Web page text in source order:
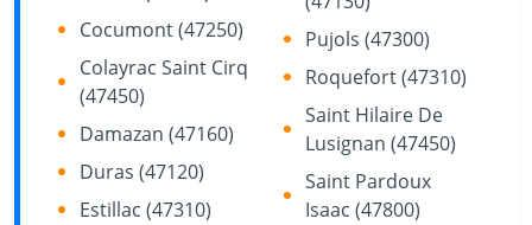
Cocumont (47250)
Colayrac Saint Cirq
(47450)
Damazan (47160)
Duras (47120)
Estillac (47310)
Pujols (47300)
Roquefort (47310)
Saint Hilaire De
Lusignan (47450)
Saint Pardoux
Isaac (47800)